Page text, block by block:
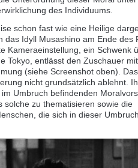
des Individuums.
schon fast wie eine Heilige
das Idyll Musashino am Ende des
Kameraeinstellung, ein Schwenk
Tokyo, entlässt den Zuschauer
(siehe Screenshot oben).
nicht grundsätzlich ablehnt.
Umbruch befindenden
solche zu thematisieren sowie die
die sich in dieser